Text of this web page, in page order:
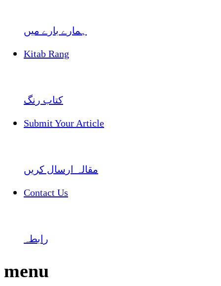
ہمارے بارے میں
Kitab Rang
کتاب رنگ
Submit Your Article
مقالہ ارسال کریں
Contact Us
رابطہ
menu